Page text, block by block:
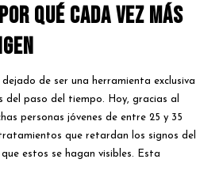
qué cada vez más
de ser una herramienta exclusiva
paso del tiempo. Hoy, gracias al
personas jóvenes de entre 25 y 35
que retardan los signos del
estos se hagan visibles. Esta